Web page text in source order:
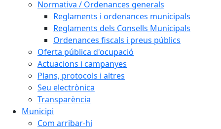
Normativa / Ordenances generals
Reglaments i ordenances municipals
Reglaments dels Consells Municipals
Ordenances fiscals i preus públics
Oferta pública d'ocupació
Actuacions i campanyes
Plans, protocols i altres
Seu electrònica
Transparència
Municipi
Com arribar-hi